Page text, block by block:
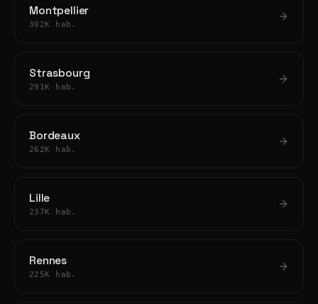
Montpellier
302K hab.
Strasbourg
291K hab.
Bordeaux
262K hab.
Lille
237K hab.
Rennes
225K hab.